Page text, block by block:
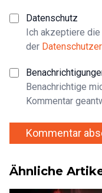
Datenschutz
Ich akzeptiere
der
Benachrichtige
Kommentar
Kommentar
Ähnliche